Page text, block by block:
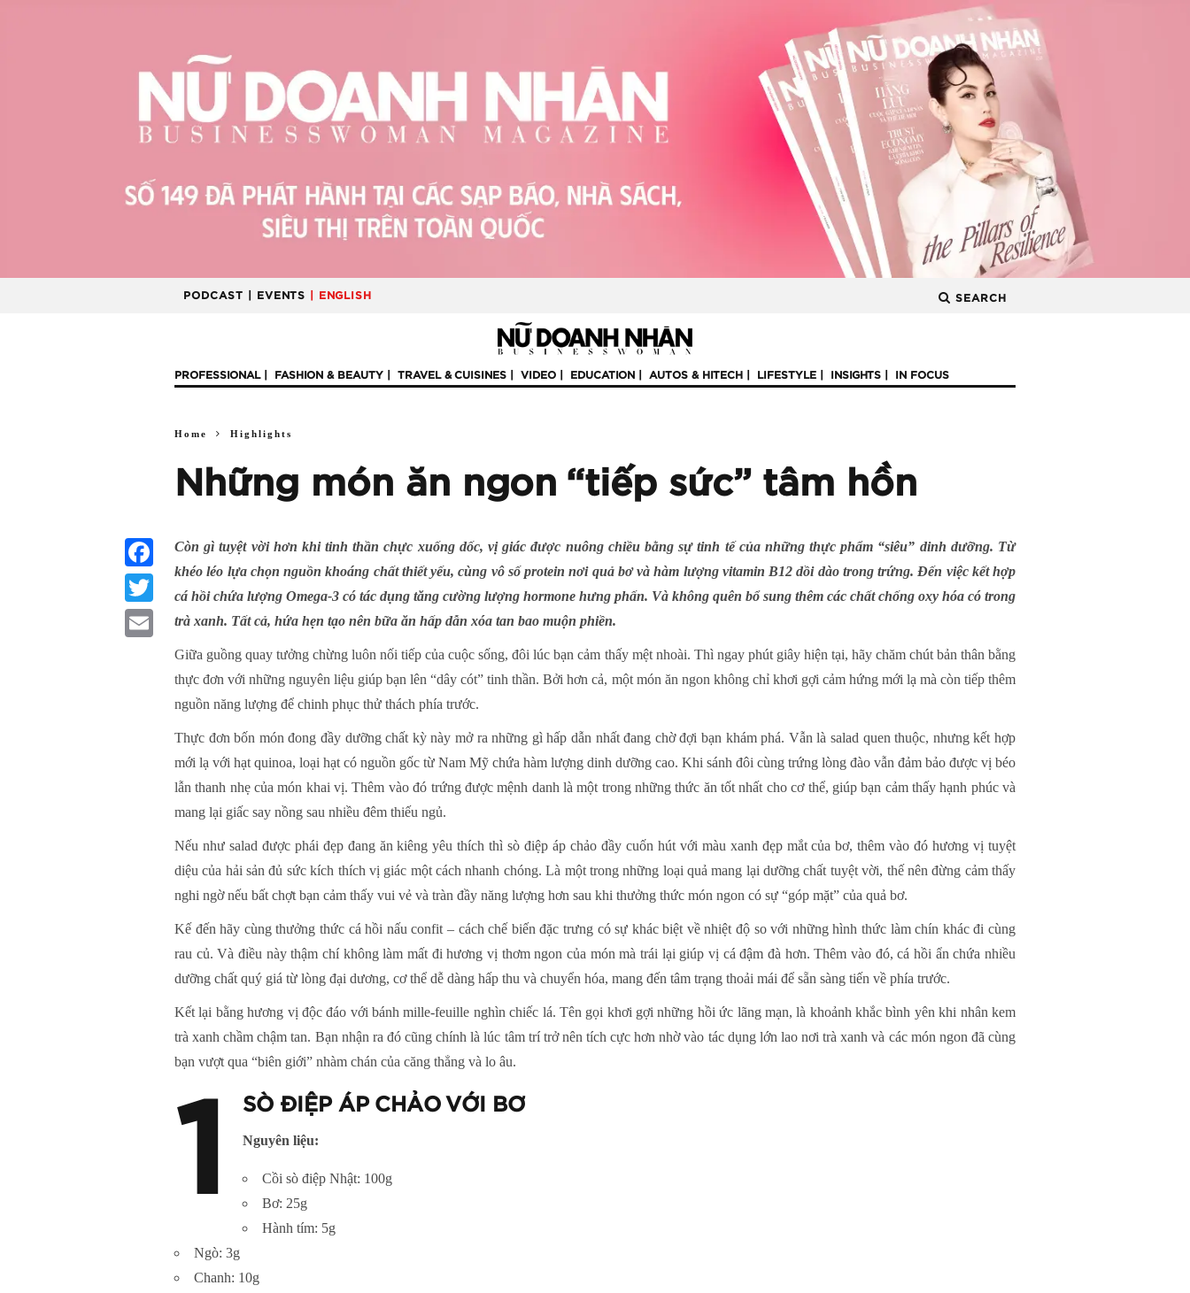
PODCAST | EVENTS | ENGLISH SEARCH
PROFESSIONAL FASHION & BEAUTY TRAVEL & CUISINES VIDEO EDUCATION AUTOS & HITECH LIFESTYLE INSIGHTS IN FOCUS
Home Highlights
Những món ăn ngon “tiếp sức” tâm hồn
Còn gì tuyệt vời hơn khi tinh thần chực xuống dốc, vị giác được nuông chiều bằng sự tinh tế của những thực phẩm “siêu” dinh dưỡng. Từ
khéo léo lựa chọn nguồn khoáng chất thiết yếu, cùng vô số protein nơi quả bơ và hàm lượng vitamin B12 dồi dào trong trứng. Đến việc kết hợp
cá hồi chứa lượng Omega-3 có tác dụng tăng cường lượng hormone hưng phấn. Và không quên bổ sung thêm các chất chống oxy hóa có trong
trà xanh. Tất cả, hứa hẹn tạo nên bữa ăn hấp dẫn xóa tan bao muộn phiền.
Giữa guồng quay tưởng chừng luôn nối tiếp của cuộc sống, đôi lúc bạn cảm thấy mệt nhoài. Thì ngay phút giây hiện tại, hãy chăm chút bản thân bằng
thực đơn với những nguyên liệu giúp bạn lên “dây cót” tinh thần. Bởi hơn cả, một món ăn ngon không chỉ khơi gợi cảm hứng mới lạ mà còn tiếp thêm
nguồn năng lượng để chinh phục thử thách phía trước.
Thực đơn bốn món đong đầy dưỡng chất kỳ này mở ra những gì hấp dẫn nhất đang chờ đợi bạn khám phá. Vẫn là salad quen thuộc, nhưng kết hợp
mới lạ với hạt quinoa, loại hạt có nguồn gốc từ Nam Mỹ chứa hàm lượng dinh dưỡng cao. Khi sánh đôi cùng trứng lòng đào vẫn đảm bảo được vị béo
lẫn thanh nhẹ của món khai vị. Thêm vào đó trứng được mệnh danh là một trong những thức ăn tốt nhất cho cơ thể, giúp bạn cảm thấy hạnh phúc và
mang lại giấc say nồng sau nhiều đêm thiếu ngủ.
Nếu như salad được phái đẹp đang ăn kiêng yêu thích thì sò điệp áp chảo đầy cuốn hút với màu xanh đẹp mắt của bơ, thêm vào đó hương vị tuyệt
diệu của hải sản đủ sức kích thích vị giác một cách nhanh chóng. Là một trong những loại quả mang lại dưỡng chất tuyệt vời, thế nên đừng cảm thấy
nghi ngờ nếu bất chợt bạn cảm thấy vui vẻ và tràn đầy năng lượng hơn sau khi thưởng thức món ngon có sự “góp mặt” của quả bơ.
Kế đến hãy cùng thưởng thức cá hồi nấu confit – cách chế biến đặc trưng có sự khác biệt về nhiệt độ so với những hình thức làm chín khác đi cùng
rau củ. Và điều này thậm chí không làm mất đi hương vị thơm ngon của món mà trái lại giúp vị cá đậm đà hơn. Thêm vào đó, cá hồi ẩn chứa nhiều
dưỡng chất quý giá từ lòng đại dương, cơ thể dễ dàng hấp thu và chuyển hóa, mang đến tâm trạng thoải mái để sẵn sàng tiến về phía trước.
Kết lại bằng hương vị độc đáo với bánh mille-feuille nghìn chiếc lá. Tên gọi khơi gợi những hồi ức lãng mạn, là khoảnh khắc bình yên khi nhân kem
trà xanh chầm chậm tan. Bạn nhận ra đó cũng chính là lúc tâm trí trở nên tích cực hơn nhờ vào tác dụng lớn lao nơi trà xanh và các món ngon đã cùng
bạn vượt qua “biên giới” nhàm chán của căng thẳng và lo âu.
1 SÒ ĐIỆP ÁP CHẢO VỚI BƠ
Nguyên liệu:
Cồi sò điệp Nhật: 100g
Bơ: 25g
Hành tím: 5g
Ngò: 3g
Chanh: 10g
Facebook
Twitter